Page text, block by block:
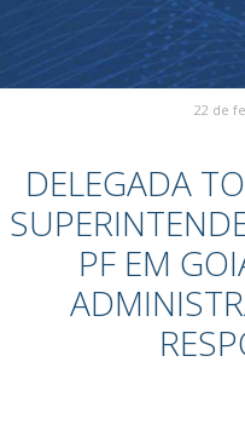
22 de
DELEGADA
PF EM